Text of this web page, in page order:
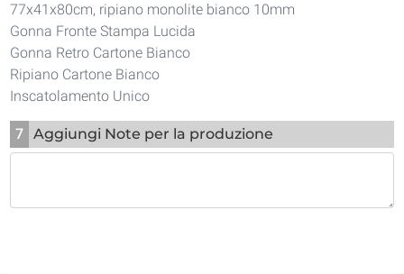
77x41x80cm, ripiano monolite bianco 10mm
Gonna Fronte Stampa Lucida
Gonna Retro Cartone Bianco
Ripiano Cartone Bianco
Inscatolamento Unico
7 Aggiungi Note per la produzione